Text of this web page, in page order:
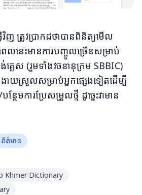
វិញ ត្រូវប្រាកដថាបានពិនិត្យមើល
េលនេះមានការបញ្ចូលច្រើនសម្រាប់
គ្លេស (រួមទាំងវចនានុក្រម SBBIC)
ាយស្រួលសម្រាប់អ្នកផ្សេងទៀតដើម្បី
មការប្រែសម្រួលថ្មី ដូច្នេះវាមាន
ព័ត៌មាន
Khmer Dictionary